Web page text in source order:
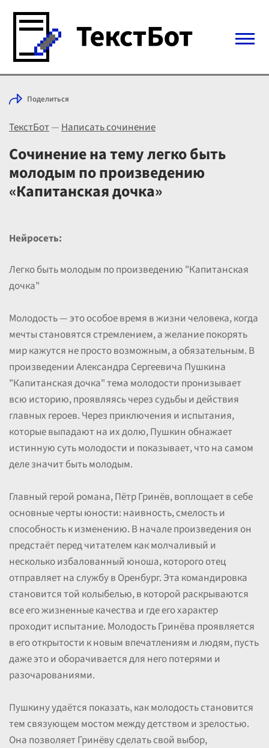
Войти с Telegram
Выбрать режим
Цены
Поделиться
ТекстБот—Написать сочинение
Сочинение на тему легко быть
молодым по произведению
«Капитанская дочка»
Нейросеть:
Легко быть молодым по произведению "Капитанская
дочка"
Молодость — это особое время в жизни человека, когда
мечты становятся стремлением, а желание покорять
мир кажутся не просто возможным, а обязательным. В
произведении Александра Сергеевича Пушкина
"Капитанская дочка" тема молодости пронизывает
всю историю, проявляясь через судьбы и действия
главных героев. Через приключения и испытания,
которые выпадают на их долю, Пушкин обнажает
истинную суть молодости и показывает, что на самом
деле значит быть молодым.
Главный герой романа, Пётр Гринёв, воплощает в себе
основные черты юности: наивность, смелость и
способность к изменению. В начале произведения он
предстаёт перед читателем как молчаливый и
несколько избалованный юноша, которого отец
отправляет на службу в Оренбург. Эта командировка
становится той колыбелью, в которой раскрываются
все его жизненные качества и где его характер
проходит испытание. Молодость Гринёва проявляется
в его открытости к новым впечатлениям и людям, пусть
даже это и оборачивается для него потерями и
разочарованиями.
Пушкину удаётся показать, как молодость становится
тем связующем мостом между детством и зрелостью.
Она позволяет Гринёву сделать свой выбор,